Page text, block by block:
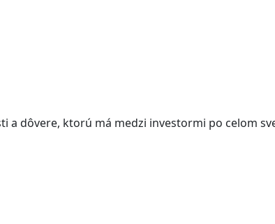
a dôvere, ktorú má medzi investormi po celom